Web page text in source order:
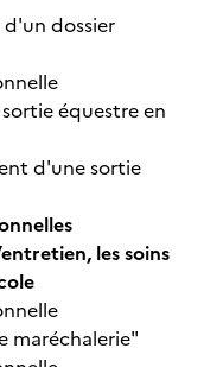
dossier
équestre en
d'une sortie
les soins
maréchalerie"